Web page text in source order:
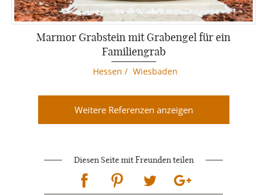
Marmor Grabstein mit Grabengel für ein
Familiengrab
Hessen / Wiesbaden
Weitere Referenzen anzeigen
Diesen Seite mit Freunden teilen